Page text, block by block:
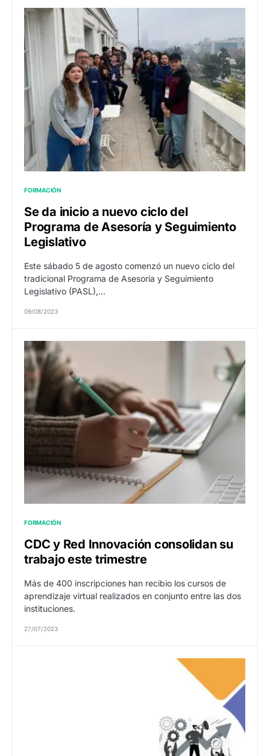
FORMACIÓN
Se da inicio a nuevo ciclo del
Programa de Asesoría y Seguimiento
Legislativo
Este sábado 5 de agosto comenzó un nuevo ciclo del
tradicional Programa de Asesoría y Seguimiento
Legislativo (PASL),…
09/08/2023
FORMACIÓN
CDC y Red Innovación consolidan su
trabajo este trimestre
Más de 400 inscripciones han recibio los cursos de
aprendizaje virtual realizados en conjunto entre las dos
instituciones.
27/07/2023